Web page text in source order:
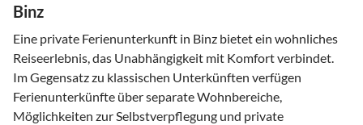
Binz
Eine private Ferienunterkunft in Binz bietet ein wohnliches
Reiseerlebnis, das Unabhängigkeit mit Komfort verbindet.
Im Gegensatz zu klassischen Unterkünften verfügen
Ferienunterkünfte über separate Wohnbereiche,
Möglichkeiten zur Selbstverpflegung und private